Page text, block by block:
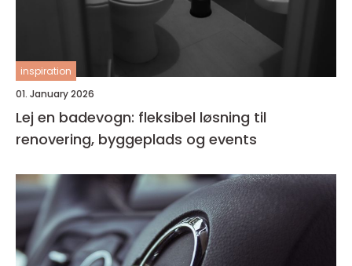
inspiration
01. January 2026
Lej en badevogn: fleksibel løsning til
renovering, byggeplads og events